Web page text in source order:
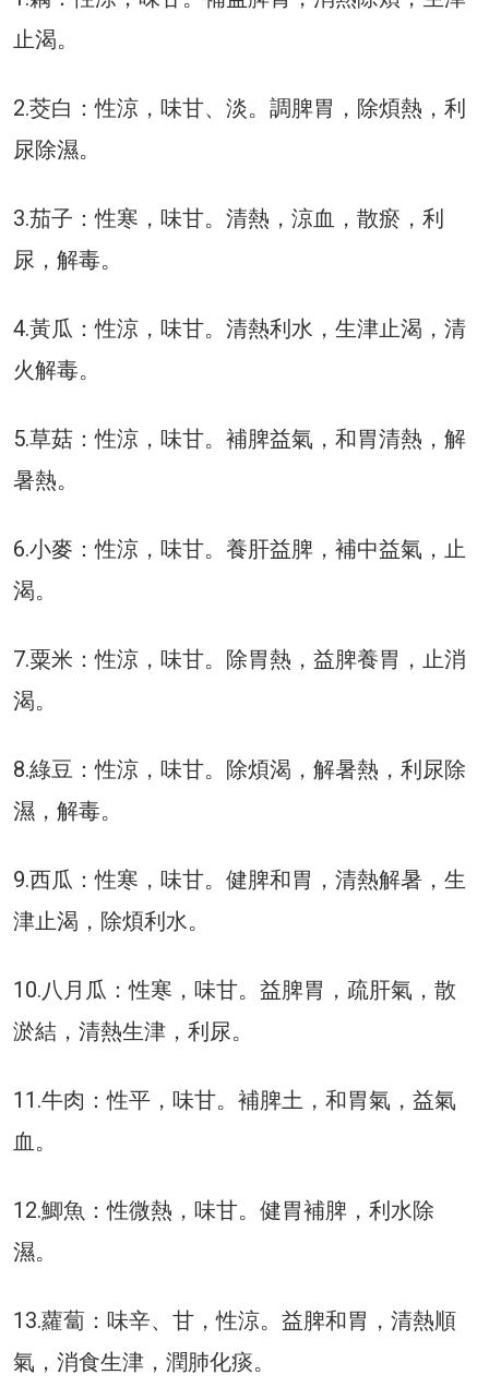
止渴。
2.茭白：性涼，味甘、淡。調脾胃，除煩熱，利
尿除濕。
3.茄子：性寒，味甘。清熱，涼血，散瘀，利
尿，解毒。
4.黃瓜：性涼，味甘。清熱利水，生津止渴，清
火解毒。
5.草菇：性涼，味甘。補脾益氣，和胃清熱，解
暑熱。
6.小麥：性涼，味甘。養肝益脾，補中益氣，止
渴。
7.粟米：性涼，味甘。除胃熱，益脾養胃，止消
渴。
8.綠豆：性涼，味甘。除煩渴，解暑熱，利尿除
濕，解毒。
9.西瓜：性寒，味甘。健脾和胃，清熱解暑，生
津止渴，除煩利水。
10.八月瓜：性寒，味甘。益脾胃，疏肝氣，散
淤結，清熱生津，利尿。
11.牛肉：性平，味甘。補脾土，和胃氣，益氣
血。
12.鯽魚：性微熱，味甘。健胃補脾，利水除
濕。
13.蘿蔔：味辛、甘，性涼。益脾和胃，清熱順
氣，消食生津，潤肺化痰。